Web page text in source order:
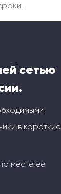
сетью
в короткие
месте её